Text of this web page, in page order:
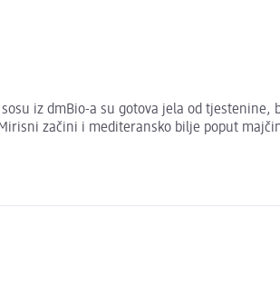
iz dmBio-a su gotova jela od
začini i mediteransko bilje poput